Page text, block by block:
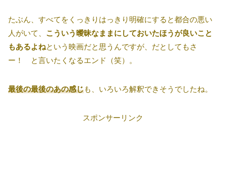
たぶん、すべてをくっきりはっきり明確にすると都合の悪い
人がいて、 こういう曖昧なままにしておいたほうが良いこと
もあるよねという映画だと思うんですが、だとしてもさ
ー！ と言いたくなるエンド（笑）。
最後の最後のあの感じも、いろいろ解釈できそうでしたね。
スポンサーリンク